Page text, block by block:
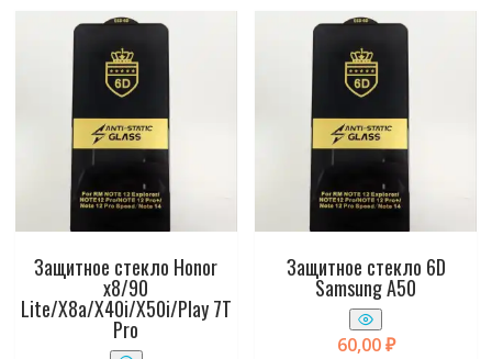
Защитное стекло Honor
x8/90
Lite/X8a/X40i/X50i/Play 7T
Pro
Защитное стекло 6D
Samsung A50
60,00₽